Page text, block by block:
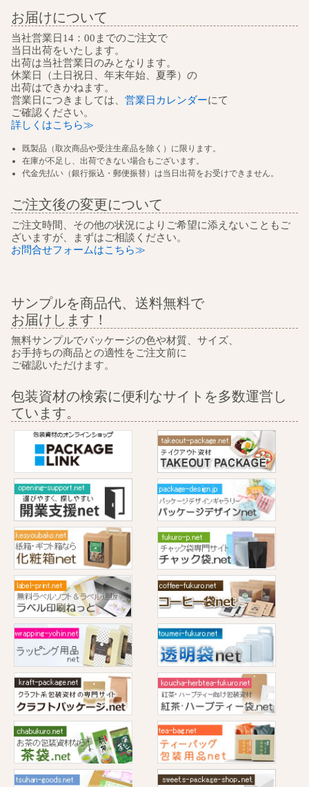
お届けについて
当社営業日14：00までのご注文で
当日出荷をいたします。
出荷は当社営業日のみとなります。
休業日（土日祝日、年末年始、夏季）の
出荷はできかねます。
営業日につきましては、 営業日カレンダーにて
ご確認ください。
詳しくはこちら≫
既製品（取次商品や受注生産品を除く）に限ります。
在庫が不足し、出荷できない場合もございます。
代金先払い（銀行振込・郵便振替）は当日出荷をお受けできません。
ご注文後の変更について
ご注文時間、その他の状況によりご希望に添えないこともご
ざいますが、まずはご相談ください。
お問合せフォームはこちら≫
サンプルを商品代、送料無料で
お届けします！
無料サンプルでパッケージの色や材質、サイズ、
お手持ちの商品との適性をご注文前に
ご確認いただけます。
包装資材の検索に便利なサイトを多数運営し
ています。